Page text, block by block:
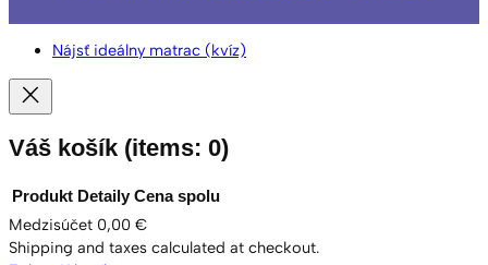
Nájsť ideálny matrac (kvíz)
Váš košík (items: 0)
Produkty
Produkt Detaily Cena spolu
Medzisúčet 0,00 €
Shipping and taxes calculated at checkout.